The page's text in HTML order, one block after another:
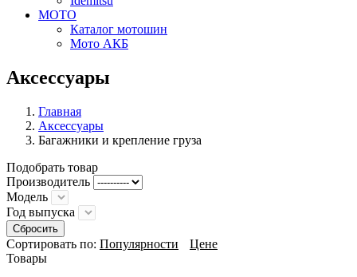
МОТО
Каталог мотошин
Мото АКБ
Aксессуары
Главная
Аксессуары
Багажники и крепление груза
Подобрать товар
Производитель
Модель
Год выпуска
Сбросить
Сортировать по: Популярности
Цене
Товары